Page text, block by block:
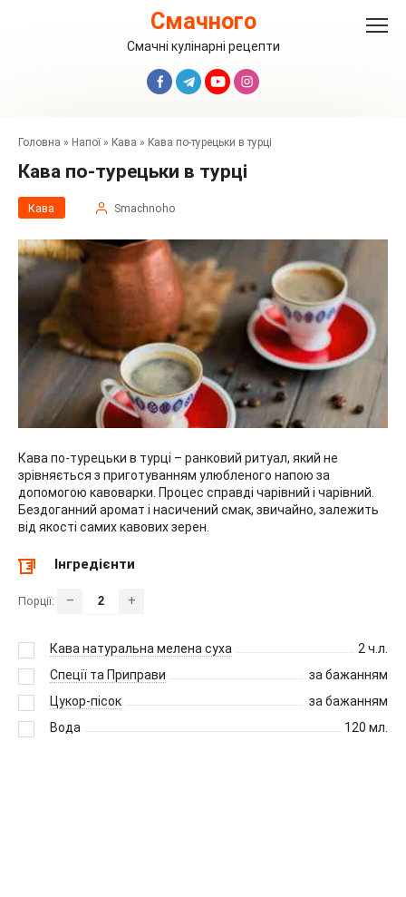
Смачного
Смачні кулінарні рецепти
Головна » Напої» Кава » Кава по-турецьки в турці
Кава по-турецьки в турці
Кава Smachnoho
Кава по-турецьки в турці – ранковий ритуал, який не
зрівняється з приготуванням улюбленого напою за
допомогою кавоварки. Процес справді чарівний і чарівний.
Бездоганний аромат і насичений смак, звичайно, залежить
від якості самих кавових зерен.
Інгредієнти
Порції: – +
Кава натуральна мелена суха 2 ч.л.
Спеції та Приправи
за бажанням
Цукор-пісок
за бажанням
Вода
120 мл.